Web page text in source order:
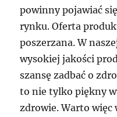
powinny pojawiać
rynku. Oferta
poszerzana. W
wysokiej jakości
szansę zadbać o
to nie tylko piękny
zdrowie. Warto więc